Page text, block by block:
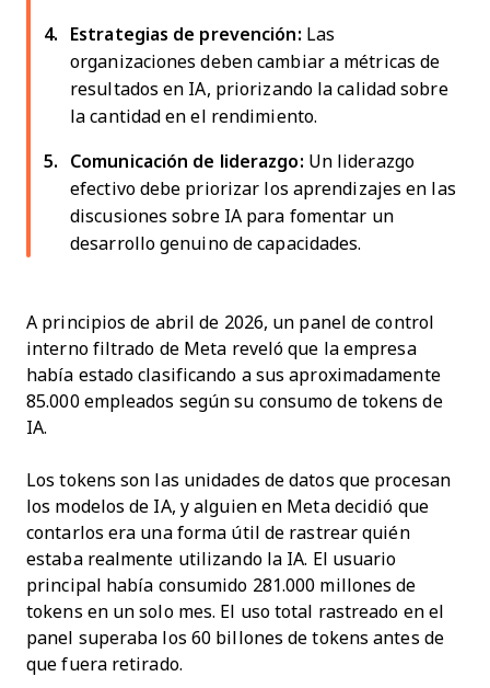
Estrategias de prevención: Las
organizaciones deben cambiar a métricas de
resultados en IA, priorizando la calidad sobre
la cantidad en el rendimiento.
Comunicación de liderazgo: Un liderazgo
efectivo debe priorizar los aprendizajes en las
discusiones sobre IA para fomentar un
desarrollo genuino de capacidades.
A principios de abril de 2026, un panel de control
interno filtrado de Meta reveló que la empresa
había estado clasificando a sus aproximadamente
85.000 empleados según su consumo de tokens de
IA.
Los tokens son las unidades de datos que procesan
los modelos de IA, y alguien en Meta decidió que
contarlos era una forma útil de rastrear quién
estaba realmente utilizando la IA. El usuario
principal había consumido 281.000 millones de
tokens en un solo mes. El uso total rastreado en el
panel superaba los 60 billones de tokens antes de
que fuera retirado.